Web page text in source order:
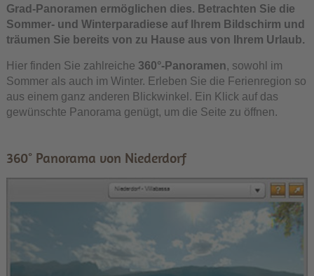
Grad-Panoramen ermöglichen dies. Betrachten Sie die
Sommer- und Winterparadiese auf Ihrem Bildschirm und
träumen Sie bereits von zu Hause aus von Ihrem Urlaub.
Hier finden Sie zahlreiche 360°-Panoramen, sowohl im
Sommer als auch im Winter. Erleben Sie die Ferienregion so
aus einem ganz anderen Blickwinkel. Ein Klick auf das
gewünschte Panorama genügt, um die Seite zu öffnen.
360° Panorama von Niederdorf